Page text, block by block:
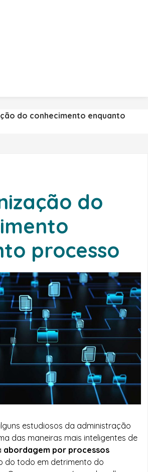
do conhecimento enquanto
do
processo
estudiosos da administração
das maneiras mais inteligentes de
abordagem por processos
do todo em detrimento do